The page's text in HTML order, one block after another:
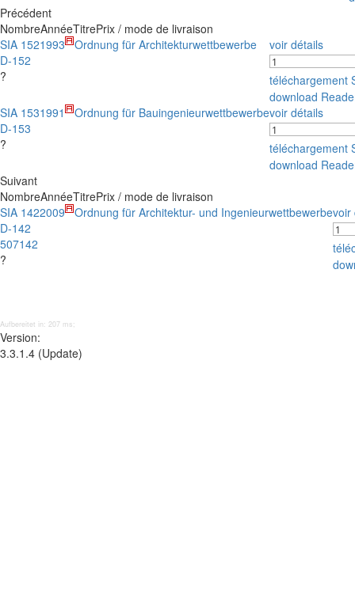
Précédent
NombreAnnéeTitrePrix / mode de livraison
SIA 152
D-152
?
1993 Ordnung für Architekturwettbewerbe voir détails
téléchargement
download
SIA 153
D-153
?
1991 Ordnung für Bauingenieurwettbewerbevoir détails
téléchargement
download
Suivant
NombreAnnéeTitrePrix / mode de livraison
SIA 142
D-142
507142
?
2009 Ordnung für Architektur- und Ingenieurwettbewerbevoir
Aufbereitet in: 207 ms;
Version:
3.3.1.4 (Update)